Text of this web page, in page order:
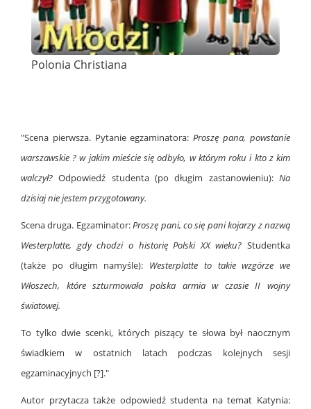
Polonia Christiana
"Scena pierwsza. Pytanie egzaminatora:Proszę pana, powstanie
warszawskie ? w jakim mieście się odbyło, w którym roku i kto z kim
walczył?Odpowiedź studenta (po długim zastanowieniu):Na
dzisiaj nie jestem przygotowany.
Scena druga. Egzaminator:Proszę pani, co się pani kojarzy z nazwą
Westerplatte, gdy chodzi o historię Polski XX wieku? Studentka
(także po długim namyśle): Westerplatte to takie wzgórze we
Włoszech, które szturmowała polska armia w czasie II wojny
światowej.
To tylko dwie scenki, których piszący te słowa był naocznym
świadkiem w ostatnich latach podczas kolejnych sesji
egzaminacyjnych [?]."
Autor przytacza także odpowiedź studenta na temat Katynia: